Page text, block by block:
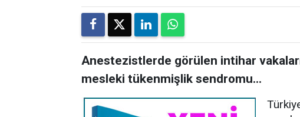
Anestezistlerde görülen intihar
mesleki tükenmişlik sendromu...